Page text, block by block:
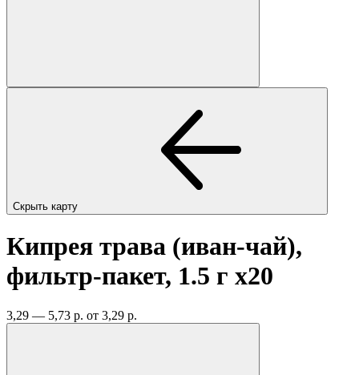
Скрыть карту
Кипрея трава (иван-чай),
фильтр-пакет, 1.5 г x20
3,29 — 5,73 р. от 3,29 р.